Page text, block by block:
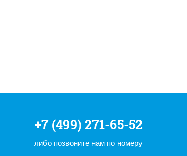
+7 (499) 271-65-52
либо позвоните нам по номеру